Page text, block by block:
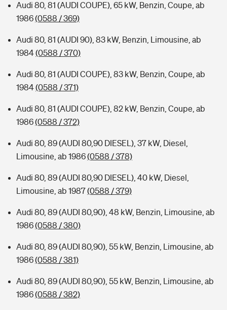
Audi 80, 81 (AUDI COUPE), 65 kW, Benzin, Coupe, ab
1986(0588 / 369)
Audi 80, 81 (AUDI 90), 83 kW, Benzin, Limousine, ab
1984(0588 / 370)
Audi 80, 81 (AUDI COUPE), 83 kW, Benzin, Coupe, ab
1984(0588 / 371)
Audi 80, 81 (AUDI COUPE), 82 kW, Benzin, Coupe, ab
1986(0588 / 372)
Audi 80, 89 (AUDI 80,90 DIESEL), 37 kW, Diesel,
Limousine, ab 1986(0588 / 378)
Audi 80, 89 (AUDI 80,90 DIESEL), 40 kW, Diesel,
Limousine, ab 1987(0588 / 379)
Audi 80, 89 (AUDI 80,90), 48 kW, Benzin, Limousine, ab
1986(0588 / 380)
Audi 80, 89 (AUDI 80,90), 55 kW, Benzin, Limousine, ab
1986(0588 / 381)
Audi 80, 89 (AUDI 80,90), 55 kW, Benzin, Limousine, ab
1986(0588 / 382)